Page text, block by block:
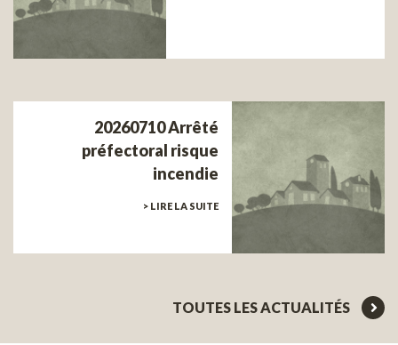
20260710 Arrêté
préfectoral risque
incendie
> LIRE LA SUITE
TOUTES LES ACTUALITÉS